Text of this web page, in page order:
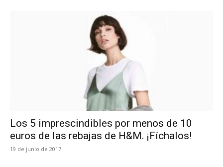
Los 5 imprescindibles por menos de 10
euros de las rebajas de H&M. ¡Fíchalos!
19 de junio de 2017